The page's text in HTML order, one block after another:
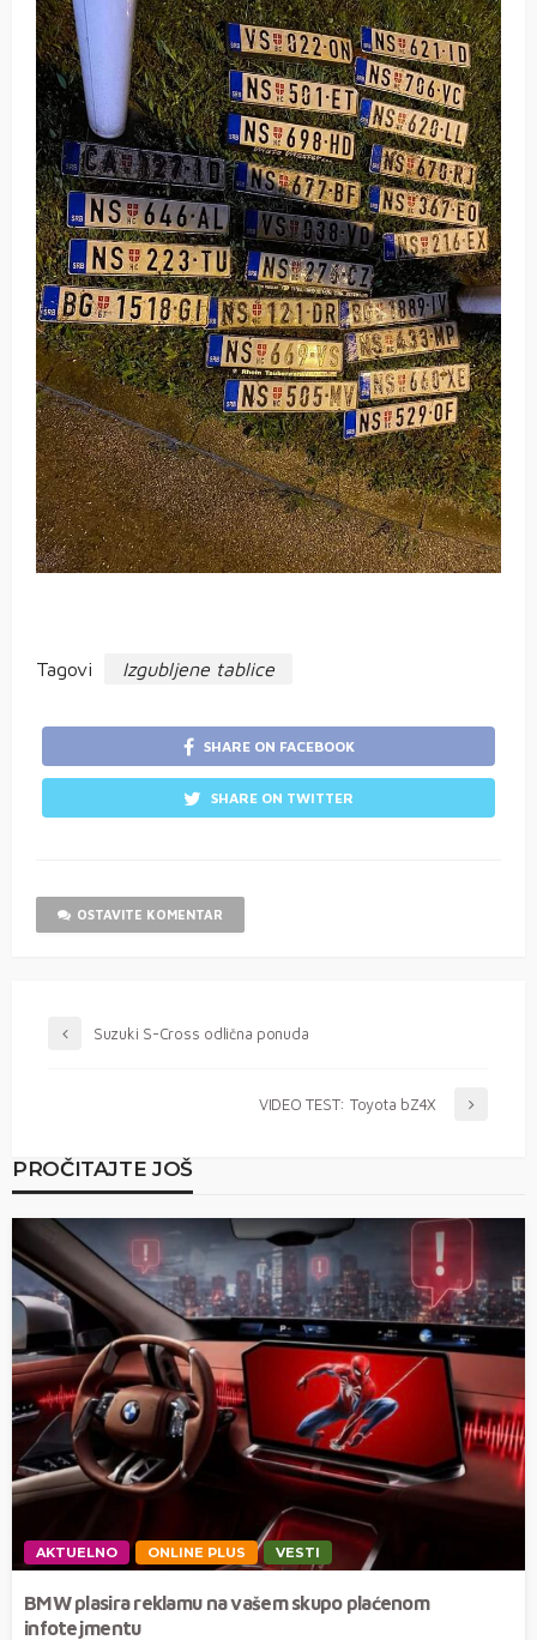
Tagovi Izgubljene tablice
SHARE ON FACEBOOK
SHARE ON TWITTER
OSTAVITE KOMENTAR
Suzuki S-Cross odlična ponuda
VIDEO TEST: Toyota bZ4X
PROČITAJTE JOŠ
AKTUELNO ONLINE PLUS VESTI
BMW plasira reklamu na vašem skupo plaćenom
infotejmentu